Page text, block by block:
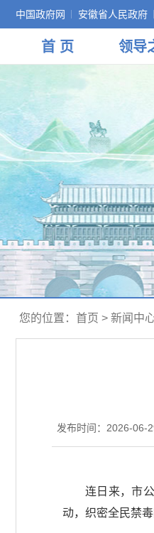
中国政府网 安徽省人民政府
首 页 领导
您的位置： 首页 > 新闻中
发布时间：2026-06-
连日来，市
动，织密全民禁毒